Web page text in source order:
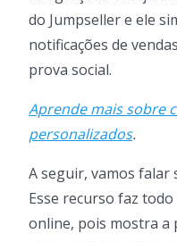
do Jumpseller e ele
notificações de
prova social.
Aprende mais sobre
personalizados.
A seguir, vamos falar
Esse recurso faz
online, pois mostra a